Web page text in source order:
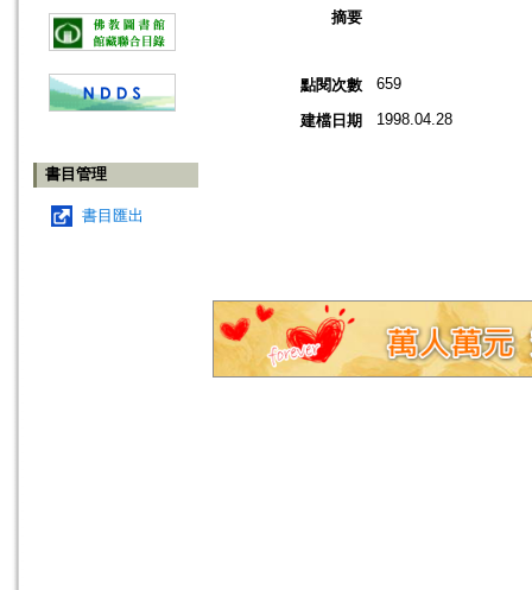
書目管理
書目匯出
摘要
點閱次數 659
建檔日期 1998.04.28